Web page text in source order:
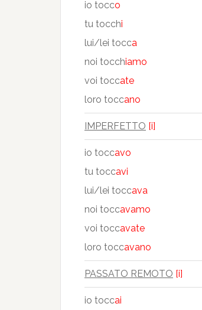
io tocco
tu tocchi
lui/lei tocca
noi tocchiamo
voi toccate
loro toccano
IMPERFETTO [i]
io toccavo
tu toccavi
lui/lei toccava
noi toccavamo
voi toccavate
loro toccavano
PASSATO REMOTO [i]
io toccai